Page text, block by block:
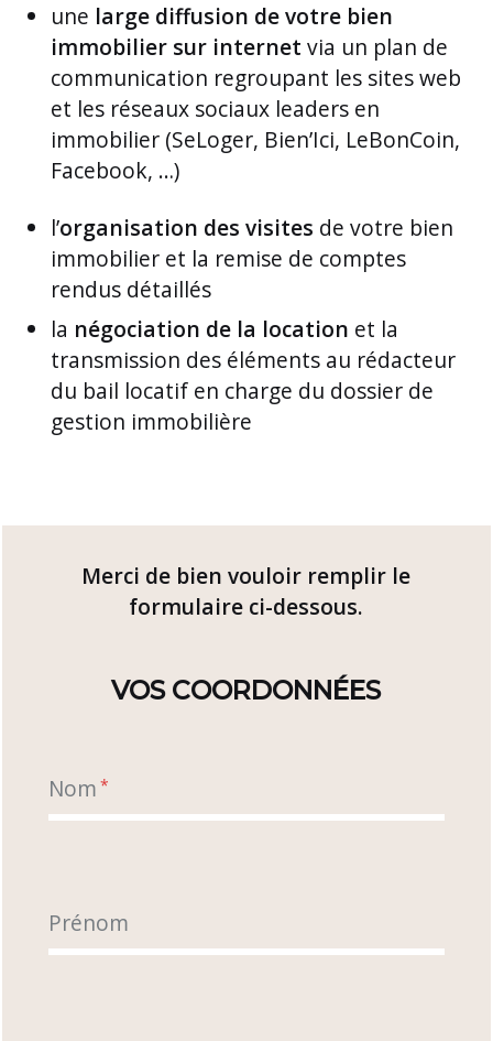
une large diffusion de votre bien
immobilier sur internetvia un plan de
communication regroupant les sites web
et les réseaux sociaux leaders en
immobilier (SeLoger, Bien’Ici, LeBonCoin,
Facebook, …)
l’organisation des visites de votre bien
immobilier et la remise de comptes
rendus détaillés
la négociation de la location et la
transmission des éléments au rédacteur
du bail locatif en charge du dossier de
gestion immobilière
Merci de bien vouloir remplir le
formulaire ci-dessous.
VOS COORDONNÉES
Nom *
Prénom